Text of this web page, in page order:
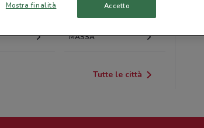
MASSA
Tutte le città
Mostra finalità Accetto